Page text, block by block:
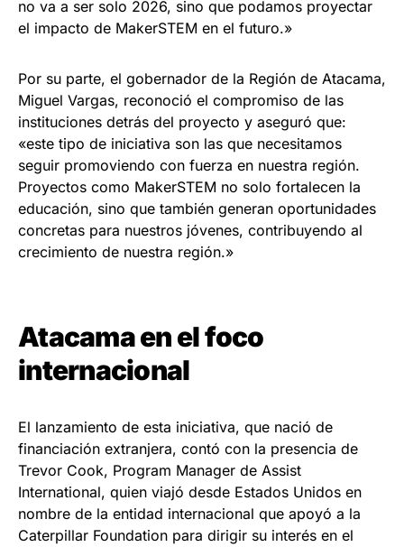
no va a ser solo 2026, sino que podamos proyectar
el impacto de MakerSTEM en el futuro.»
Por su parte, el gobernador de la Región de Atacama,
Miguel Vargas, reconoció el compromiso de las
instituciones detrás del proyecto y aseguró que:
«este tipo de iniciativa son las que necesitamos
seguir promoviendo con fuerza en nuestra región.
Proyectos como MakerSTEM no solo fortalecen la
educación, sino que también generan oportunidades
concretas para nuestros jóvenes, contribuyendo al
crecimiento de nuestra región.»
Atacama en el foco
internacional
El lanzamiento de esta iniciativa, que nació de
financiación extranjera, contó con la presencia de
Trevor Cook, Program Manager de Assist
International, quien viajó desde Estados Unidos en
nombre de la entidad internacional que apoyó a la
Caterpillar Foundation para dirigir su interés en el